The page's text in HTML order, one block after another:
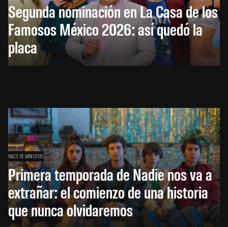
Segunda nominación en La Casa de los
Famosos México 2026: así quedó la
placa
HACE 19 MINUTOS
Primera temporada de Nadie nos va a
extrañar: el comienzo de una historia
que nunca olvidaremos